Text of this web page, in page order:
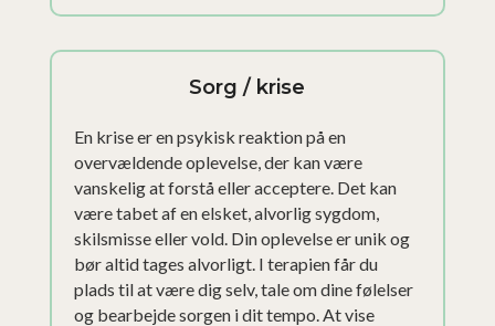
Sorg / krise
En krise er en psykisk reaktion på en
overvældende oplevelse, der kan være
vanskelig at forstå eller acceptere. Det kan
være tabet af en elsket, alvorlig sygdom,
skilsmisse eller vold. Din oplevelse er unik og
bør altid tages alvorligt. I terapien får du
plads til at være dig selv, tale om dine følelser
og bearbejde sorgen i dit tempo. At vise